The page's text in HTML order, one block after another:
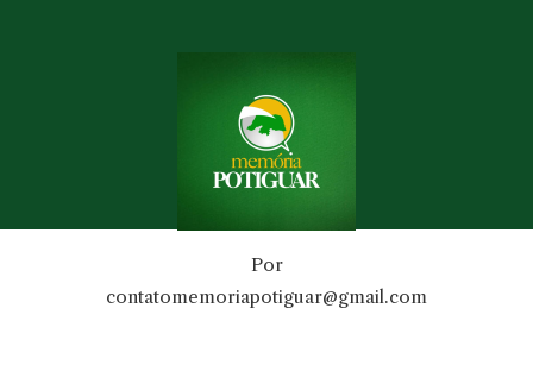
Por
contatomemoriapotiguar@gmail.com